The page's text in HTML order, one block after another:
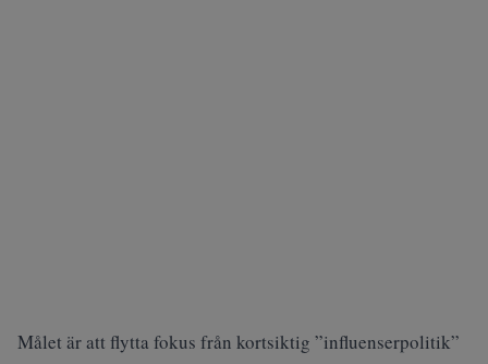
Målet är att flytta fokus från kortsiktig ”influenserpolitik”